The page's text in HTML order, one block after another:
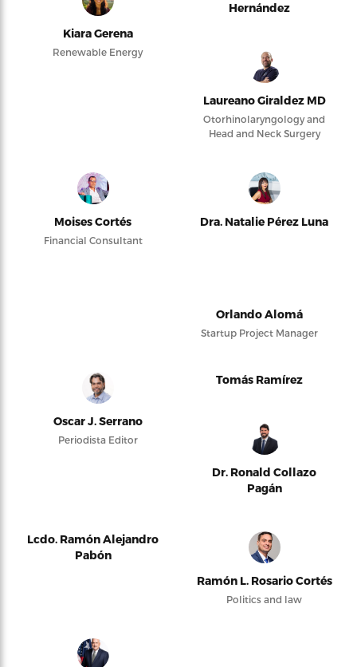
Kiara Gerena
Renewable Energy
Hernández
Laureano Giraldez MD
Otorhinolaryngology and
Head and Neck Surgery
Moises Cortés
Financial Consultant
Dra. Natalie Pérez Luna
Orlando Alomá
Startup Project Manager
Oscar J. Serrano
Periodista Editor
Tomás Ramírez
Dr. Ronald Collazo
Pagán
Lcdo. Ramón Alejandro
Pabón
Ramón L. Rosario Cortés
Politics and law